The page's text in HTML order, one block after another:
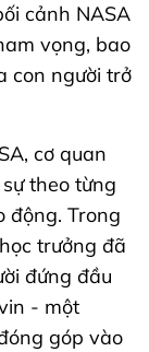
cảnh NASA
vọng, bao
con người trở
cơ quan
theo từng
động. Trong
trưởng đã
đứng đầu
- một
góp vào